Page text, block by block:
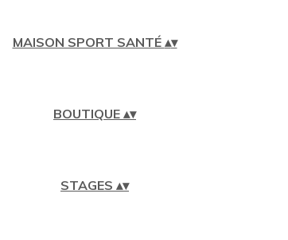
MAISON SPORT SANTÉ ▴▾
BOUTIQUE ▴▾
STAGES ▴▾